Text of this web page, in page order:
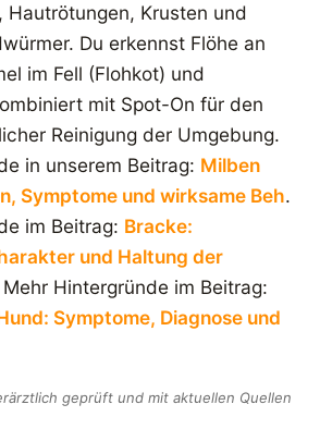
Hautrötungen, Krusten und
Du erkennst Flöhe an
im Fell (Flohkot) und
mit Spot-On für den
Reinigung der Umgebung.
in unserem Beitrag: Milben
Symptome und wirksame Beh.
im Beitrag: Bracke:
und Haltung der
Mehr Hintergründe im Beitrag:
Symptome, Diagnose und
geprüft und mit aktuellen Quellen